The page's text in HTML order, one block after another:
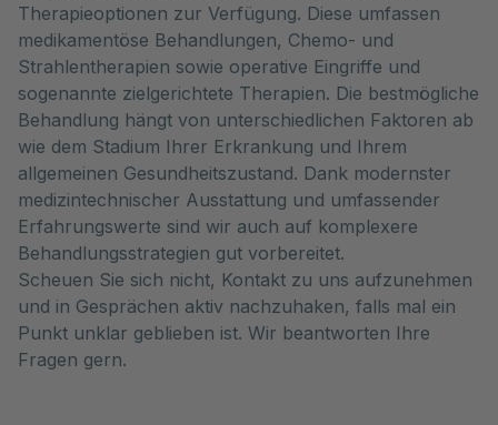
Therapieoptionen zur Verfügung. Diese umfassen
medikamentöse Behandlungen, Chemo- und
Strahlentherapien sowie operative Eingriffe und
sogenannte zielgerichtete Therapien. Die bestmögliche
Behandlung hängt von unterschiedlichen Faktoren ab
wie dem Stadium Ihrer Erkrankung und Ihrem
allgemeinen Gesundheitszustand. Dank modernster
medizintechnischer Ausstattung und umfassender
Erfahrungswerte sind wir auch auf komplexere
Behandlungsstrategien gut vorbereitet.
Scheuen Sie sich nicht, Kontakt zu uns aufzunehmen
und in Gesprächen aktiv nachzuhaken, falls mal ein
Punkt unklar geblieben ist. Wir beantworten Ihre
Fragen gern.